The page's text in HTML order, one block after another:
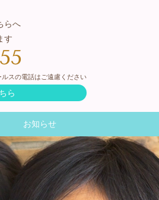
らへ
す
スの電話はご遠慮ください
ら
お知らせ